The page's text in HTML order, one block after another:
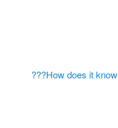
How does it know???